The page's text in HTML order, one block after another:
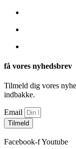
få vores nyhedsbrev
Tilmeld dig vores
indbakke.
Email
Tilmeld
Facebook-fYoutube